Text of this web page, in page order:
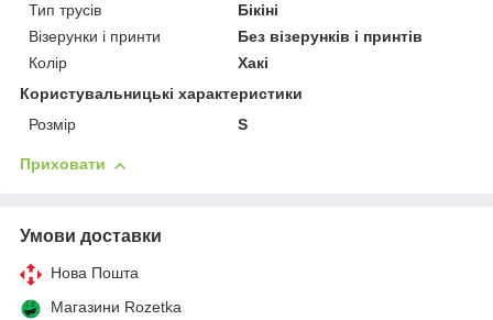
Тип трусів
Бікіні
Візерунки і принти
Без візерунків і принтів
Колір
Хакі
Користувальницькі характеристики
Розмір
S
Приховати
Умови доставки
Нова Пошта
Магазини Rozetka